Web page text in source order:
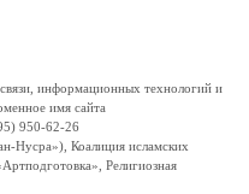
информационных технологий и
имя сайта
950-62-26
Нусра»), Коалиция исламских
Религиозная